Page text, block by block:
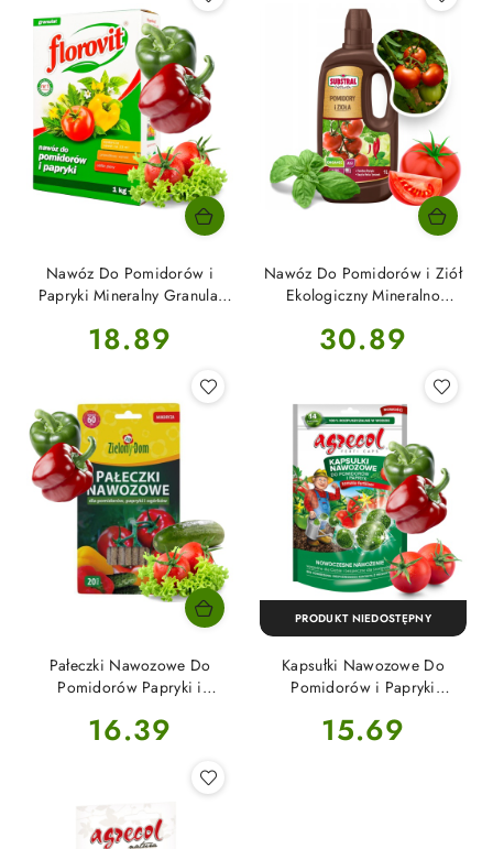
Nawóz Do Pomidorów i
Papryki Mineralny Granulat
Cena:
18.89
Nawóz Do Pomidorów i Ziół
Ekologiczny Mineralno
Cena:
30.89
Pałeczki Nawozowe Do
Pomidorów Papryki i
Zielony Dom
Cena:
16.39
Kapsułki Nawozowe Do
Pomidorów i Papryki
Cena:
15.69
PRODUKT NIEDOSTĘPNY